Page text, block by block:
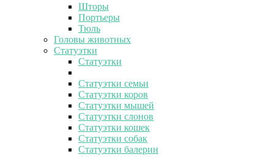
Шторы
Портьеры
Тюль
Головы животных
Статуэтки
Статуэтки
Статуэтки семьи
Статуэтки коров
Статуэтки мышей
Статуэтки слонов
Статуэтки кошек
Статуэтки собак
Статуэтки балерин